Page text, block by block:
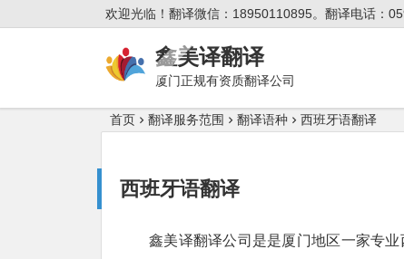
欢迎光临！翻译微信：18950110895。翻译电话：
鑫美译翻译
厦门正规有资质翻译公司
首页 翻译服务范围 翻译语种 西班牙语翻译
西班牙语翻译
鑫美译翻译公司是是厦门地区一家专